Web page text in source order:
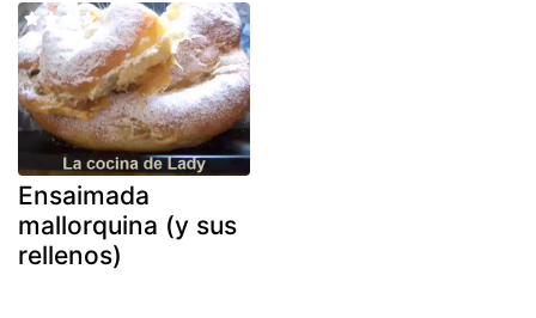
Ensaimada
mallorquina (y sus
rellenos)